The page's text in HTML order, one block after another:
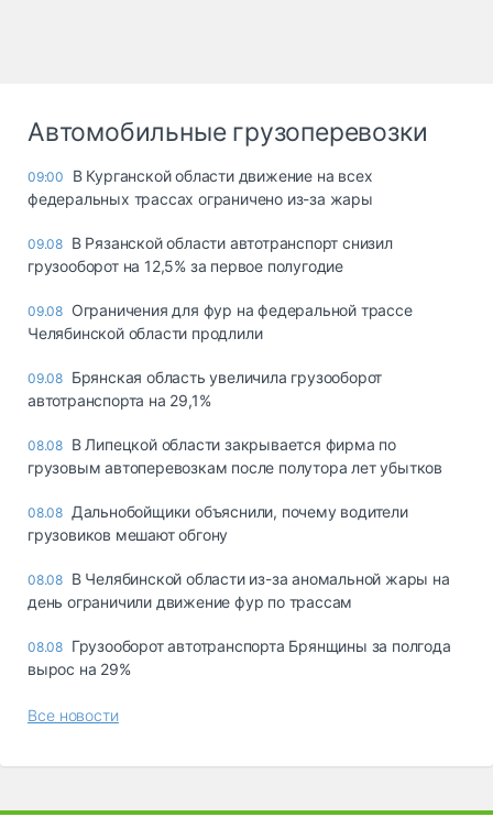
Автомобильные грузоперевозки
09:00
В Курганской области движение на всех
федеральных трассах ограничено из-за жары
09.08 В Рязанской области автотранспорт снизил
грузооборот на 12,5% за первое полугодие
09.08 Ограничения для фур на федеральной трассе
Челябинской области продлили
09.08 Брянская область увеличила грузооборот
автотранспорта на 29,1%
08.08 В Липецкой области закрывается фирма по
грузовым автоперевозкам после полутора лет убытков
08.08 Дальнобойщики объяснили, почему водители
грузовиков мешают обгону
08.08 В Челябинской области из-за аномальной жары на
день ограничили движение фур по трассам
08.08 Грузооборот автотранспорта Брянщины за полгода
вырос на 29%
Все новости